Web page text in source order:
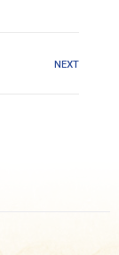
NEXT